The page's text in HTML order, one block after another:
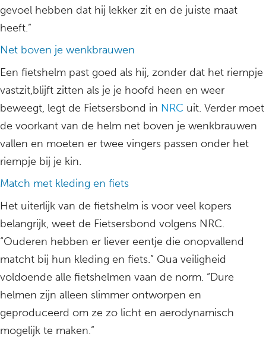
gevoel hebben dat hij lekker zit en de juiste maat
heeft.”
Net boven je wenkbrauwen
Een fietshelm past goed als hij, zonder dat het riempje
vastzit,blijft zitten als je je hoofd heen en weer
beweegt, legt de Fietsersbond in NRC uit. Verder moet
de voorkant van de helm net boven je wenkbrauwen
vallen en moeten er twee vingers passen onder het
riempje bij je kin.
Match met kleding en fiets
Het uiterlijk van de fietshelm is voor veel kopers
belangrijk, weet de Fietsersbond volgens NRC.
“Ouderen hebben er liever eentje die onopvallend
matcht bij hun kleding en fiets.” Qua veiligheid
voldoende alle fietshelmen vaan de norm. “Dure
helmen zijn alleen slimmer ontworpen en
geproduceerd om ze zo licht en aerodynamisch
mogelijk te maken.”